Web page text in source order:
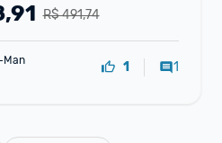
R$ 491,74
Man
1 1